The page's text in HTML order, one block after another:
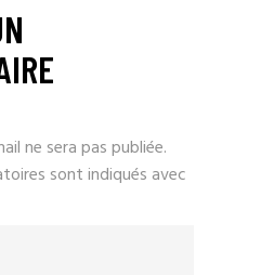
ne sera pas publiée.
sont indiqués avec